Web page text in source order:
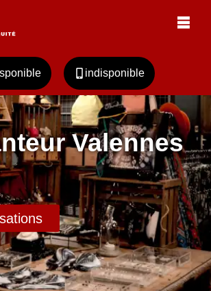
indisponible
Valennes